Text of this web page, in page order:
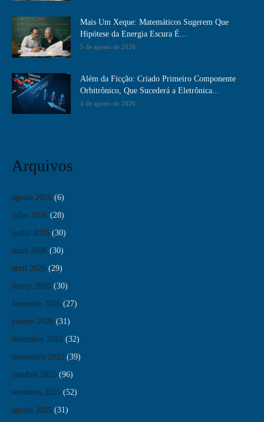
Mais Um Xeque: Matemáticos Sugerem Que
Hipótese da Energia Escura É...
5 de agosto de 2026
Além da Ficção: Criado Primeiro Componente
Orbitrônico, Que Sucederá a Eletrônica...
4 de agosto de 2026
Arquivos
agosto 2026 (6)
julho 2026 (28)
junho 2026 (30)
maio 2026 (30)
abril 2026 (29)
março 2026 (30)
fevereiro 2026 (27)
janeiro 2026 (31)
dezembro 2025 (32)
novembro 2025 (39)
outubro 2025 (96)
setembro 2025 (52)
agosto 2025 (31)